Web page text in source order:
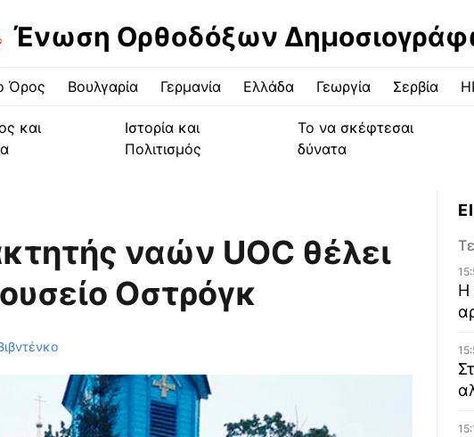
Ένωση Ορθοδόξων
Όρος Βουλγαρία Γερμανία Ελλάδα Γεωργία Σερβία
και
Ιστορία και
Πολιτισμός
Το να σκέφτεσαι
δύνατα
ναών UOC θέλει
Οστρόγκ
Η